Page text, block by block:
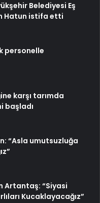
Belediyesi Eş
Hatun istifa etti
personelle
karşı tarımda
başladı
“Asla umutsuzluğa
Artantaş: “Siyasi
Kucaklayacağız”